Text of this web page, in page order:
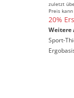
zuletzt
Preis
20%
Weitere
Sport-